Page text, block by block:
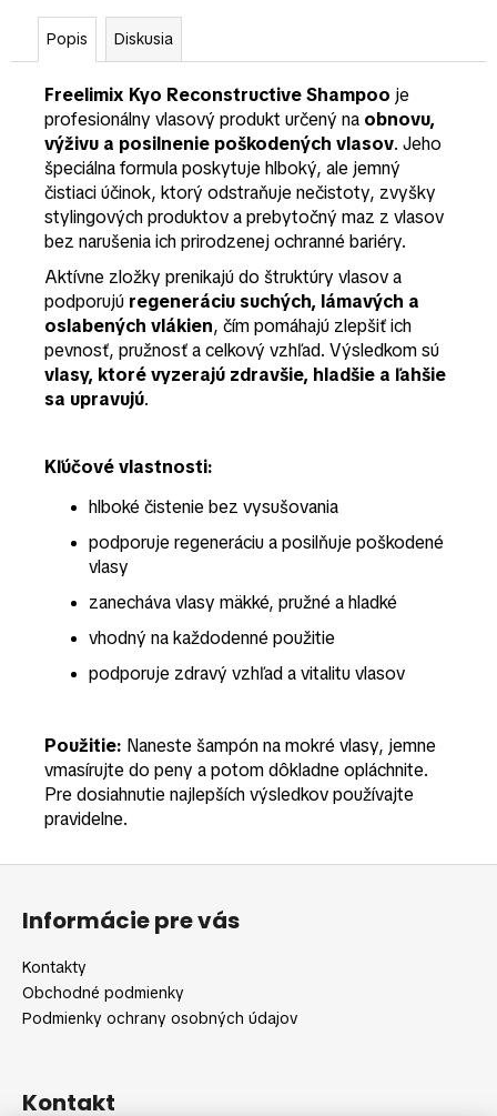
Popis Diskusia
Freelimix Kyo Reconstructive Shampoo je
profesionálny vlasový produkt určený na obnovu,
výživu a posilnenie poškodených vlasov. Jeho
špeciálna formula poskytuje hlboký, ale jemný
čistiaci účinok, ktorý odstraňuje nečistoty, zvyšky
stylingových produktov a prebytočný maz z vlasov
bez narušenia ich prirodzenej ochranné bariéry.
Aktívne zložky prenikajú do štruktúry vlasov a
podporujú regeneráciu suchých, lámavých a
oslabených vlákien, čím pomáhajú zlepšiť ich
pevnosť, pružnosť a celkový vzhľad. Výsledkom sú
vlasy, ktoré vyzerajú zdravšie, hladšie a ľahšie
sa upravujú.
Kľúčové vlastnosti:
hlboké čistenie bez vysušovania
podporuje regeneráciu a posilňuje poškodené
vlasy
zanecháva vlasy mäkké, pružné a hladké
vhodný na každodenné použitie
podporuje zdravý vzhľad a vitalitu vlasov
Použitie: Naneste šampón na mokré vlasy, jemne
vmasírujte do peny a potom dôkladne opláchnite.
Pre dosiahnutie najlepších výsledkov používajte
pravidelne.
Z
Informácie pre vás
Kontakty
Obchodné podmienky
Podmienky ochrany osobných údajov
Kontakt